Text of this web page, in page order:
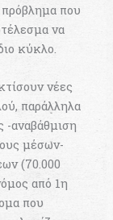
πρόβλημα που
να
κύκλο.
νέες
παράλληλα
-αναβάθμιση
μέσων-
(70.000
από 1η
που